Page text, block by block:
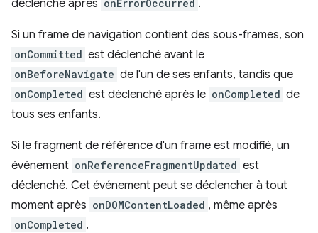
déclenché après onErrorOccurred .
Si un frame de navigation contient des sous-frames, son
onCommitted est déclenché avant le
onBeforeNavigate de l'un de ses enfants, tandis que
onCompleted est déclenché après le onCompleted de
tous ses enfants.
Si le fragment de référence d'un frame est modifié, un
événement onReferenceFragmentUpdated est
déclenché. Cet événement peut se déclencher à tout
moment après onDOMContentLoaded , même après
onCompleted .